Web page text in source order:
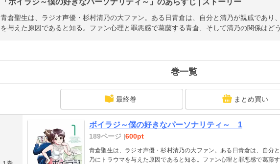
青倉聖生は、ラジオ声優・杉村清乃の大ファン。ある日青倉は、自分と清乃が親戚であり
を与えた原因であると知る。ファン心理と罪悪感で葛藤する青倉、そして清乃の関係は
巻一覧
最終巻 まとめ買い
ボイラジ～僕の好きなパーソナリティ～ 1
189ページ |600pt
青倉聖生は、ラジオ声優・杉村清乃の大ファン。ある日青倉は、自分
乃にトラウマを与えた原因であると知る。ファン心理と罪悪感で葛藤